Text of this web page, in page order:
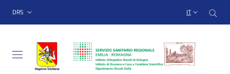
Sito Web Istituto
menu top-bar
DRS IT